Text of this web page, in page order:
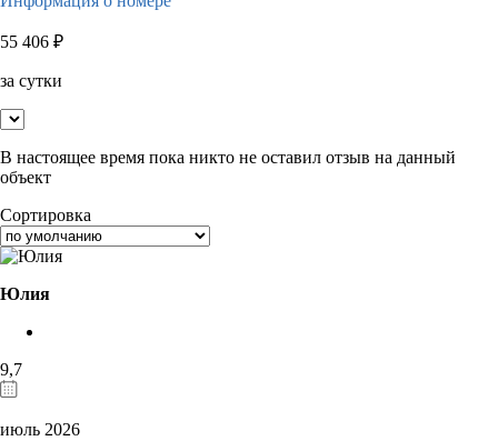
55 406 ₽
за сутки
В настоящее время пока никто не оставил отзыв на данный
объект
Сортировка
Юлия
9,7
июль 2026